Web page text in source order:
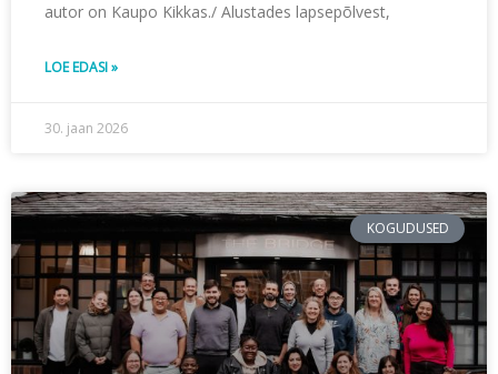
autor on Kaupo Kikkas./ Alustades lapsepõlvest,
LOE EDASI »
30. jaan 2026
KOGUDUSED